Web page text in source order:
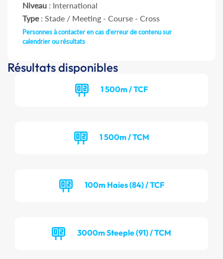
Niveau : International
Type: Stade / Meeting - Course - Cross
Personnes à contacter en cas d'erreur de contenu sur
calendrier ou résultats
Résultats disponibles
1 500m / TCF
1 500m / TCM
100m Haies (84) / TCF
3000m Steeple (91) / TCM